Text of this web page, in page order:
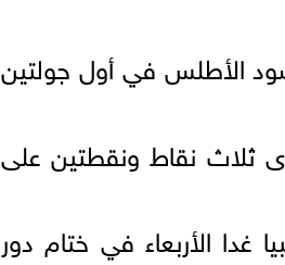
الأطلس في أول جولتين
ثلاث نقاط ونقطتين على
الأربعاء في ختام دور